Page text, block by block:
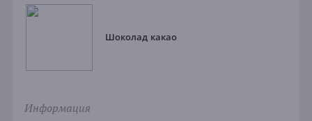
Шоколад какао
Информация